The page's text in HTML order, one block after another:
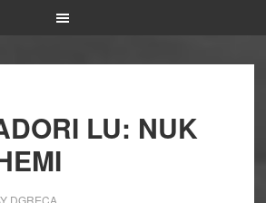
LU: NUK
DGRECA